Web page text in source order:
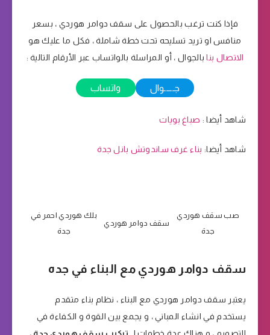
فإذا كنت ترغب بالحصول على سقف دوامر هوردي ، بسعر
منافس او تريد تسليحه تحت خطة شاملة ، فكل ما عليك هو
الاتصال بنابالجوال ، أو المراسلة بالواتساب عبر الأرقام التالية :
جـــــوال واتساب
شاهد أيضا : صباغ بويات
شاهد أيضا: بناء غرف ساندوتش بانل جدة
صب سقف هوردي
جدة
سقف دوامر هوردي
بلك هوردي احمر في
جدة
سقف دوامر هوردي مع البناء في جده
يعتبر سقف دوامر هوردي مع البناء ، نظام بناء متقدم
يستخدم في انشاء المباني ، و يجمع بين القوة و الكفاءة في